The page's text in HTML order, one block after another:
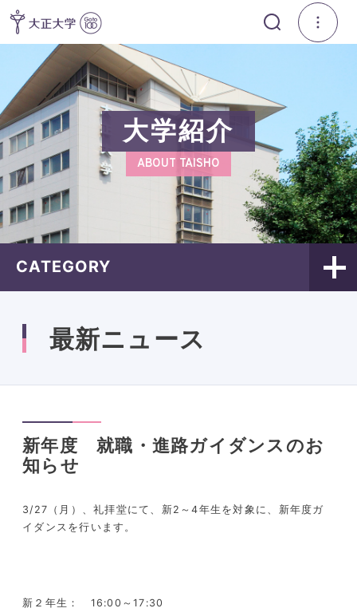
大学紹介
ABOUT TAISHO
CATEGORY
最新ニュース
新年度 就職・進路ガイダンスのお
知らせ
3/27 （月）、礼拝堂にて、新2 ～4年生を対象に、新年度ガ
イダンスを行います。
新２年生： 16:00 ～17:30